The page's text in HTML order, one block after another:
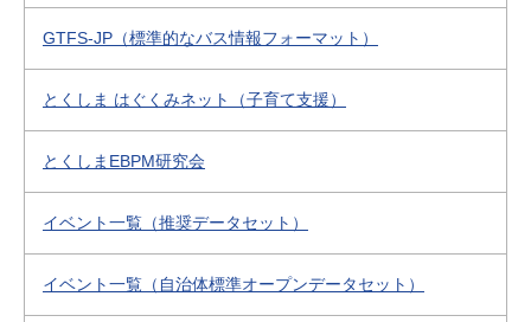
GTFS-JP（標準的なバス情報フォーマット）
とくしま はぐくみネット（子育て支援）
とくしまEBPM研究会
イベント一覧（推奨データセット）
イベント一覧（自治体標準オープンデータセット）